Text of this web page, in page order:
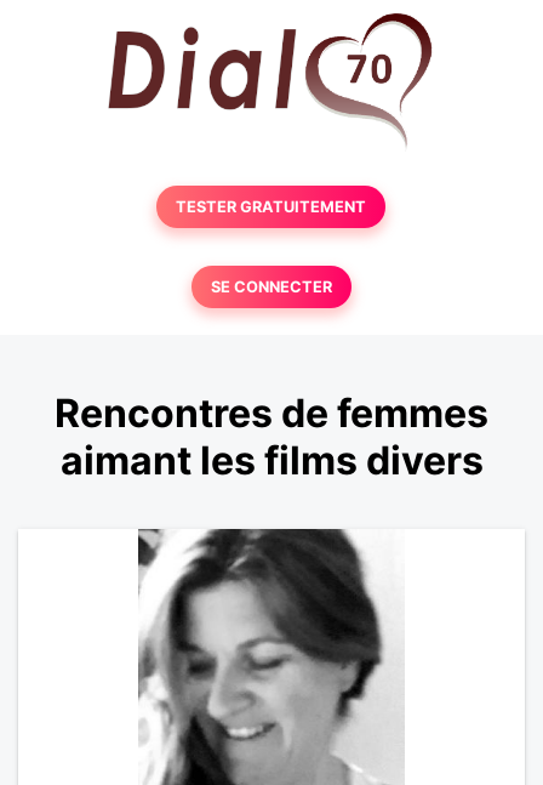
TESTER GRATUITEMENT
SE CONNECTER
Rencontres de femmes
aimant les films divers